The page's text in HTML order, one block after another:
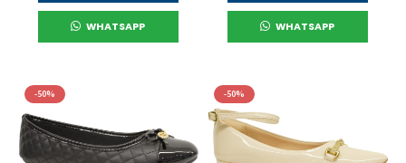
WHATSAPP WHATSAPP
-50% -50%